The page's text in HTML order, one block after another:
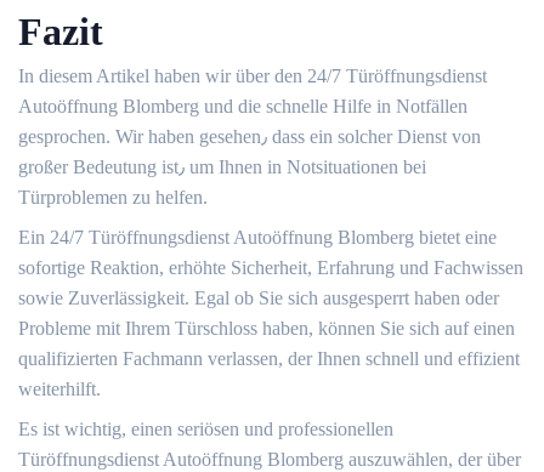
Fazit
In diesem Artikel haben wir über den 24/7 Türöffnungsdienst
Autoöffnung Blomberg und die schnelle Hilfe in Notfällen
gesprochen.​ Wir haben gesehen٫ dass ein solcher Dienst von
großer Bedeutung ist٫ um Ihnen in Notsituationen bei
Türproblemen zu helfen.​
Ein 24/7 Türöffnungsdienst Autoöffnung Blomberg bietet eine
sofortige Reaktion, erhöhte Sicherheit, Erfahrung und Fachwissen
sowie Zuverlässigkeit. Egal ob Sie sich ausgesperrt haben oder
Probleme mit Ihrem Türschloss haben, können Sie sich auf einen
qualifizierten Fachmann verlassen, der Ihnen schnell und effizient
weiterhilft.​
Es ist wichtig, einen seriösen und professionellen
Türöffnungsdienst Autoöffnung Blomberg auszuwählen, der über